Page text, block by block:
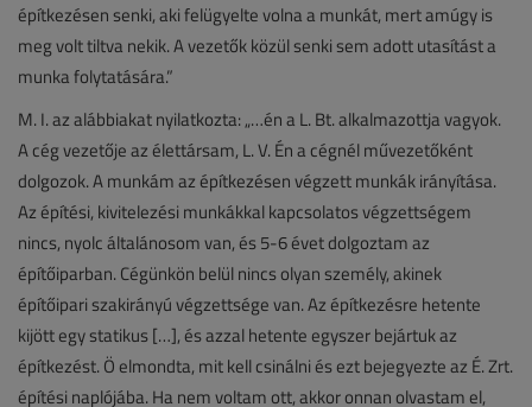
építkezésen senki, aki felügyelte volna a munkát, mert amúgy is
meg volt tiltva nekik. A vezetők közül senki sem adott utasítást a
munka folytatására.”
M. I. az alábbiakat nyilatkozta: „…én a L. Bt. alkalmazottja vagyok.
A cég vezetője az élettársam, L. V. Én a cégnél művezetőként
dolgozok. A munkám az építkezésen végzett munkák irányítása.
Az építési, kivitelezési munkákkal kapcsolatos végzettségem
nincs, nyolc általánosom van, és 5-6 évet dolgoztam az
építőiparban. Cégünkön belül nincs olyan személy, akinek
építőipari szakirányú végzettsége van. Az építkezésre hetente
kijött egy statikus […], és azzal hetente egyszer bejártuk az
építkezést. Ö elmondta, mit kell csinálni és ezt bejegyezte az É. Zrt.
építési naplójába. Ha nem voltam ott, akkor onnan olvastam el,